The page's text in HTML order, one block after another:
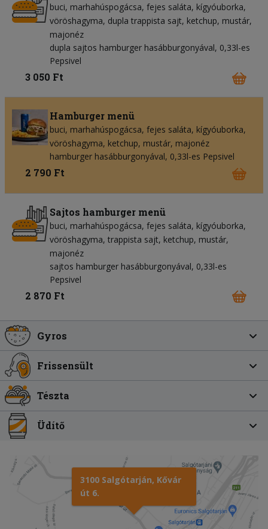
buci marhahúspogácsa fejes saláta kígyóuborka
vöröshagyma dupla trappista sajt ketchup mustár
majonéz
dupla sajtos hamburger hasábburgonyával, 0,33l-es
Pepsivel
3 050 Ft
Hamburger menü
buci marhahúspogácsa fejes saláta kígyóuborka
vöröshagyma ketchup mustár majonéz
hamburger hasábburgonyával, 0,33l-es Pepsivel
2 790 Ft
Sajtos hamburger menü
buci marhahúspogácsa fejes saláta kígyóuborka
vöröshagyma trappista sajt ketchup mustár
majonéz
sajtos hamburger hasábburgonyával, 0,33l-es
Pepsivel
2 870 Ft
Gyros
Frissensült
Tészta
Üdítő
3100 Salgótarján, Kővár
út 6.